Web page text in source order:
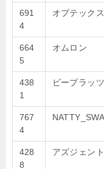
691
4
オプテック
664
5
オムロン
438
1
ビープラッツ
767
4
428
8
アズジェント